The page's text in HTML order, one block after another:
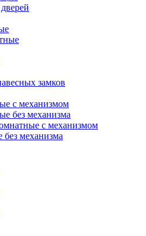
замков
с механизмом
без механизма
с механизмом
механизма